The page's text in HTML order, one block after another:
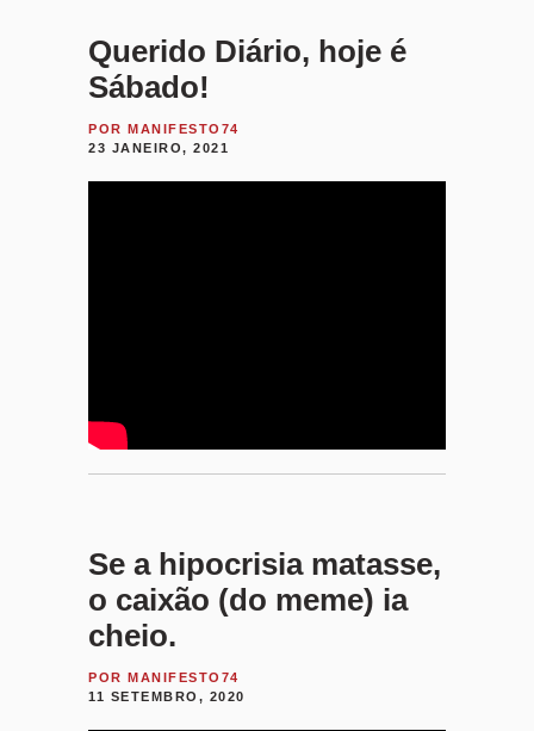
Querido Diário, hoje é
Sábado!
POR
MANIFESTO74
23 JANEIRO, 2021
Se a hipocrisia matasse,
o caixão (do meme) ia
cheio.
POR
MANIFESTO74
11 SETEMBRO, 2020